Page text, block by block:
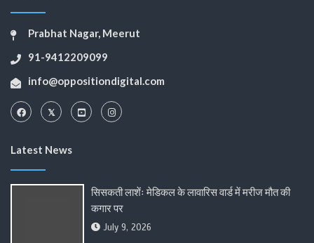
Prabhat Nagar, Meerut
91-9412209099
info@oppositiondigital.com
Latest News
सिसकती लाशेंः मेडिकल के लावारिस वार्ड में मरीज मौत की
कगार पर
July 9, 2026